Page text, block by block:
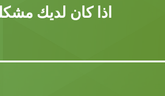
اذا كان لديك